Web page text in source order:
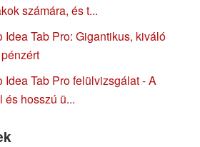
számára, és t...
Idea Tab Pro: Gigantikus, kiváló
Idea Tab Pro felülvizsgálat - A
és hosszú ü...